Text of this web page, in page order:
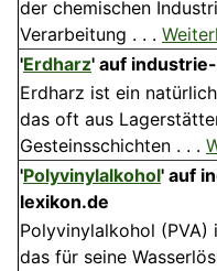
der chemischen
Verarbeitung . . .
'Erdharz' auf
Erdharz ist ein
das oft aus
Gesteinsschichten . . .
'Polyvinylalkohol' auf
lexikon.de
Polyvinylalkohol (PVA)
das für seine